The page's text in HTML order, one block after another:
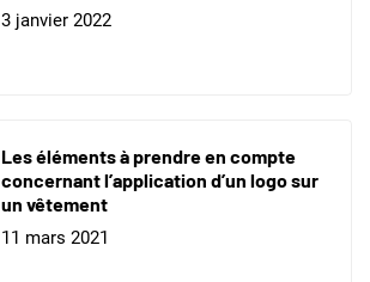
3 janvier 2022
Les éléments à prendre en compte
concernant l’application d’un logo sur
un vêtement
11 mars 2021